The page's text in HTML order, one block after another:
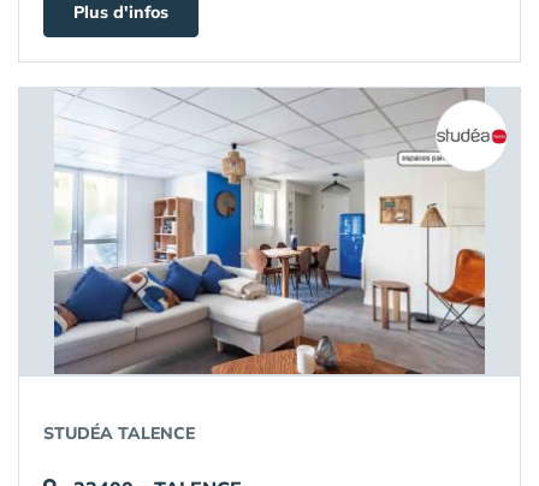
Plus d'infos
STUDÉA TALENCE